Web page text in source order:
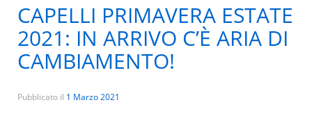
CAPELLI PRIMAVERA ESTATE
2021: IN ARRIVO C’È ARIA DI
CAMBIAMENTO!
Pubblicato il 1 Marzo 2021